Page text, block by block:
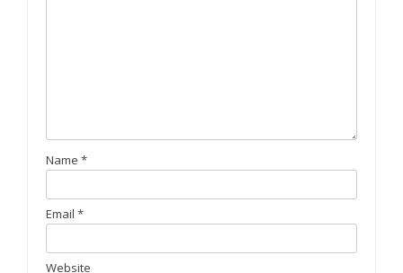
Name *
Email *
Website